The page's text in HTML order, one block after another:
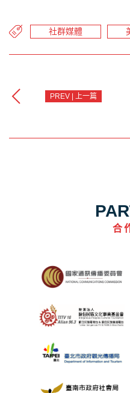
社群媒體
PREV | 上一篇
合